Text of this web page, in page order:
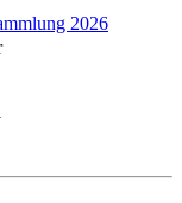
2026